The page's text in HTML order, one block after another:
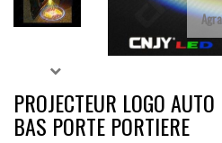
PROJECTEUR LOGO
BAS PORTE PORTIERE